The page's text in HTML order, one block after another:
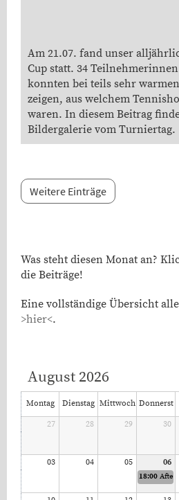
Am 21.07. fand unser
Cup statt. 34
konnten bei teils sehr
zeigen, aus welchem
waren. In diesem Beitrag
Bildergalerie vom Turniertag.
Weitere Einträge
Was steht diesen Monat an?
die Beiträge!
Eine vollständige Übersicht
>hier<.
August 2026
Montag Dienstag Mittwoch Donnerst
27
28 29 30
03 04 05 06
18:00 After-